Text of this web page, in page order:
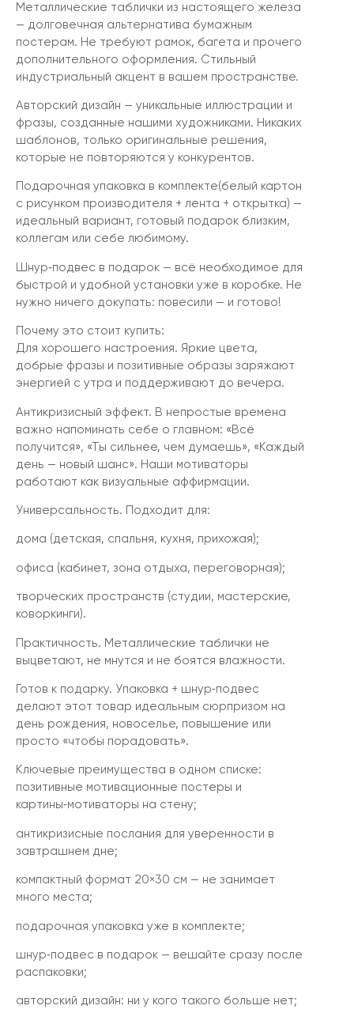
Металлические таблички из настоящего железа
— долговечная альтернатива бумажным
постерам. Не требуют рамок, багета и прочего
дополнительного оформления. Стильный
индустриальный акцент в вашем пространстве.
Авторский дизайн — уникальные иллюстрации и
фразы, созданные нашими художниками. Никаких
шаблонов, только оригинальные решения,
которые не повторяются у конкурентов.
Подарочная упаковка в комплекте(белый картон
с рисунком производителя + лента + открытка) —
идеальный вариант, готовый подарок близким,
коллегам или себе любимому.
Шнур‑подвес в подарок — всё необходимое для
быстрой и удобной установки уже в коробке. Не
нужно ничего докупать: повесили — и готово!
Почему это стоит купить:
Для хорошего настроения. Яркие цвета,
добрые фразы и позитивные образы заряжают
энергией с утра и поддерживают до вечера.
Антикризисный эффект. В непростые времена
важно напоминать себе о главном: «Всё
получится», «Ты сильнее, чем думаешь», «Каждый
день — новый шанс». Наши мотиваторы
работают как визуальные аффирмации.
Универсальность. Подходит для:
дома (детская, спальня, кухня, прихожая);
офиса (кабинет, зона отдыха, переговорная);
творческих пространств (студии, мастерские,
коворкинги).
Практичность. Металлические таблички не
выцветают, не мнутся и не боятся влажности.
Готов к подарку. Упаковка + шнур‑подвес
делают этот товар идеальным сюрпризом на
день рождения, новоселье, повышение или
просто «чтобы порадовать».
Ключевые преимущества в одном списке:
позитивные мотивационные постеры и
картины‑мотиваторы на стену;
антикризисные послания для уверенности в
завтрашнем дне;
компактный формат 20×30 см — не занимает
много места;
подарочная упаковка уже в комплекте;
шнур‑подвес в подарок — вешайте сразу после
распаковки;
авторский дизайн: ни у кого такого больше нет;